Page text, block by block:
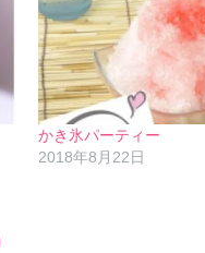
かき氷パーティー
2018年8月22日